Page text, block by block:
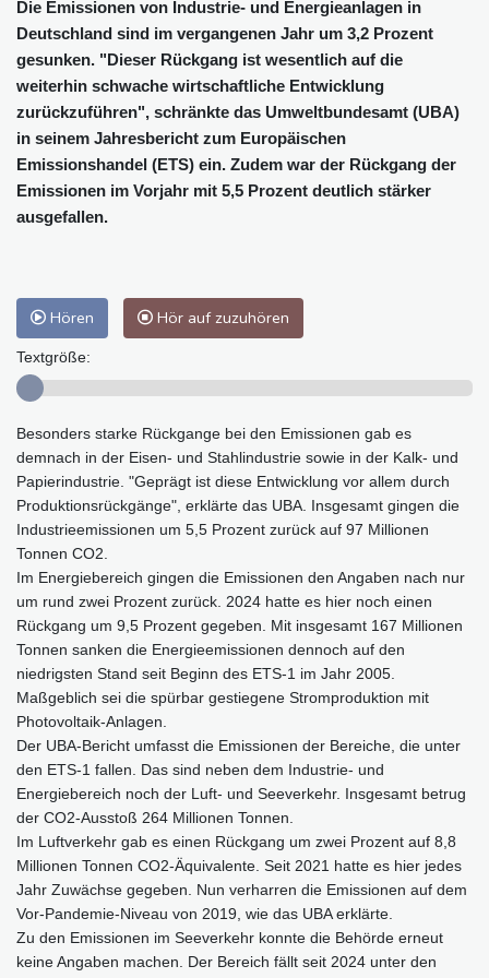
Die Emissionen von Industrie- und Energieanlagen in
Deutschland sind im vergangenen Jahr um 3,2 Prozent
gesunken. "Dieser Rückgang ist wesentlich auf die
weiterhin schwache wirtschaftliche Entwicklung
zurückzuführen", schränkte das Umweltbundesamt (UBA)
in seinem Jahresbericht zum Europäischen
Emissionshandel (ETS) ein. Zudem war der Rückgang der
Emissionen im Vorjahr mit 5,5 Prozent deutlich stärker
ausgefallen.
Hören Hör auf zuzuhören
Textgröße:
Besonders starke Rückgange bei den Emissionen gab es
demnach in der Eisen- und Stahlindustrie sowie in der Kalk- und
Papierindustrie. "Geprägt ist diese Entwicklung vor allem durch
Produktionsrückgänge", erklärte das UBA. Insgesamt gingen die
Industrieemissionen um 5,5 Prozent zurück auf 97 Millionen
Tonnen CO2.
Im Energiebereich gingen die Emissionen den Angaben nach nur
um rund zwei Prozent zurück. 2024 hatte es hier noch einen
Rückgang um 9,5 Prozent gegeben. Mit insgesamt 167 Millionen
Tonnen sanken die Energieemissionen dennoch auf den
niedrigsten Stand seit Beginn des ETS-1 im Jahr 2005.
Maßgeblich sei die spürbar gestiegene Stromproduktion mit
Photovoltaik-Anlagen.
Der UBA-Bericht umfasst die Emissionen der Bereiche, die unter
den ETS-1 fallen. Das sind neben dem Industrie- und
Energiebereich noch der Luft- und Seeverkehr. Insgesamt betrug
der CO2-Ausstoß 264 Millionen Tonnen.
Im Luftverkehr gab es einen Rückgang um zwei Prozent auf 8,8
Millionen Tonnen CO2-Äquivalente. Seit 2021 hatte es hier jedes
Jahr Zuwächse gegeben. Nun verharren die Emissionen auf dem
Vor-Pandemie-Niveau von 2019, wie das UBA erklärte.
Zu den Emissionen im Seeverkehr konnte die Behörde erneut
keine Angaben machen. Der Bereich fällt seit 2024 unter den